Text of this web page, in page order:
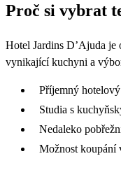
Proč si vybrat
Hotel Jardins D’Ajuda je
vynikající kuchyni a
Příjemný hotelový
Studia s
Nedaleko
Možnost koupání